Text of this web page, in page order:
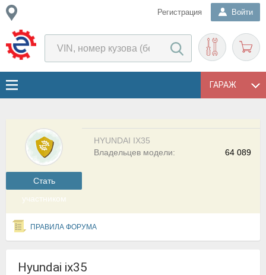
Регистрация Войти
ГАРАЖ
Cтать
участником
HYUNDAI IX35
64 089
Владельцев модели:
ПРАВИЛА ФОРУМА
Hyundai ix35